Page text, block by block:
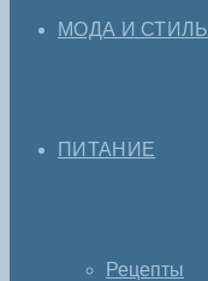
МОДА И СТИЛЬ
ПИТАНИЕ
Рецепты